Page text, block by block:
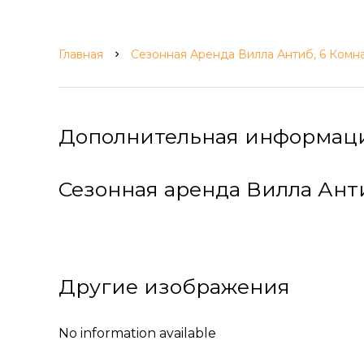
Главная Сезонная Аренда Вилла Антиб, 6
Дополнительная
Сезонная аренда Вилла
Другие изображения
No information available